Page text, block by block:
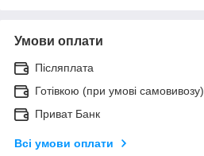
Умови оплати
Післяплата
Готівкою (при умові самовивозу)
Приват Банк
Всі умови оплати